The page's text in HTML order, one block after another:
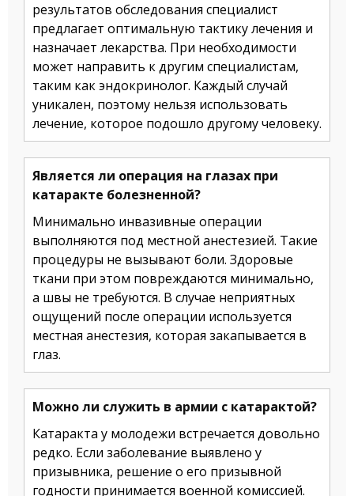
результатов обследования специалист
предлагает оптимальную тактику лечения и
назначает лекарства. При необходимости
может направить к другим специалистам,
таким как эндокринолог. Каждый случай
уникален, поэтому нельзя использовать
лечение, которое подошло другому человеку.
Является ли операция на глазах при
катаракте болезненной?
Минимально инвазивные операции
выполняются под местной анестезией. Такие
процедуры не вызывают боли. Здоровые
ткани при этом повреждаются минимально,
а швы не требуются. В случае неприятных
ощущений после операции используется
местная анестезия, которая закапывается в
глаз.
Можно ли служить в армии с катарактой?
Катаракта у молодежи встречается довольно
редко. Если заболевание выявлено у
призывника, решение о его призывной
годности принимается военной комиссией.